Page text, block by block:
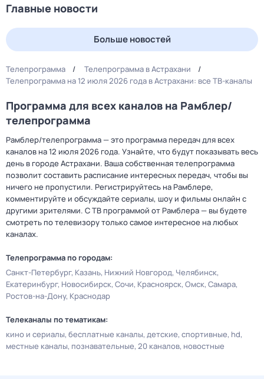
Главные новости
Больше новостей
Телепрограмма
Телепрограмма в Астрахани
Телепрограмма на 12 июля 2026 года в Астрахани: все ТВ-каналы
Программа для всех каналов на Рамблер/
телепрограмма
Рамблер/телепрограмма — это программа передач для всех
каналов на 12 июля 2026 года. Узнайте, что будут показывать весь
день в городе Астрахани. Ваша собственная телепрограмма
позволит составить расписание интересных передач, чтобы вы
ничего не пропустили. Регистрируйтесь на Рамблере,
комментируйте и обсуждайте сериалы, шоу и фильмы онлайн с
другими зрителями. С ТВ программой от Рамблера — вы будете
смотреть по телевизору только самое интересное на любых
каналах.
Телепрограмма по городам:
Санкт-Петербург Казань Нижний Новгород Челябинск
Екатеринбург Новосибирск Сочи Красноярск Омск Самара
Ростов-на-Дону Краснодар
Телеканалы по тематикам:
кино и сериалы бесплатные каналы детские спортивные hd
местные каналы познавательные 20 каналов новостные